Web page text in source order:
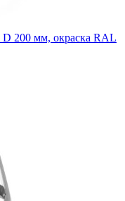
200 мм, окраска RAL